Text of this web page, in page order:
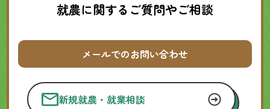
就農に関するご質問やご相談
メールでのお問い合わせ
新規就農・就業相談